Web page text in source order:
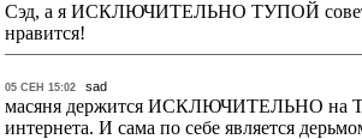
Сэд, а я ИСКЛЮЧИТЕЛЬНО ТУПОЙ
нравится!
05 СЕН 15:02 sad
масяня держится ИСКЛЮЧИТЕЛЬНО на
интернета. И сама по себе является